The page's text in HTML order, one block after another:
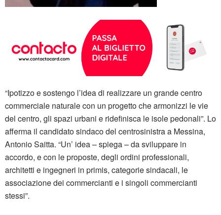
“Ipotizzo e sostengo l’idea di realizzare un grande centro
commerciale naturale con un progetto che armonizzi le vie
del centro, gli spazi urbani e ridefinisca le isole pedonali”. Lo
afferma il candidato sindaco del centrosinistra a Messina,
Antonio Saitta. “Un’ idea – spiega – da sviluppare in
accordo, e con le proposte, degli ordini professionali,
architetti e ingegneri in primis, categorie sindacali, le
associazione dei commercianti e i singoli commercianti
stessi”.